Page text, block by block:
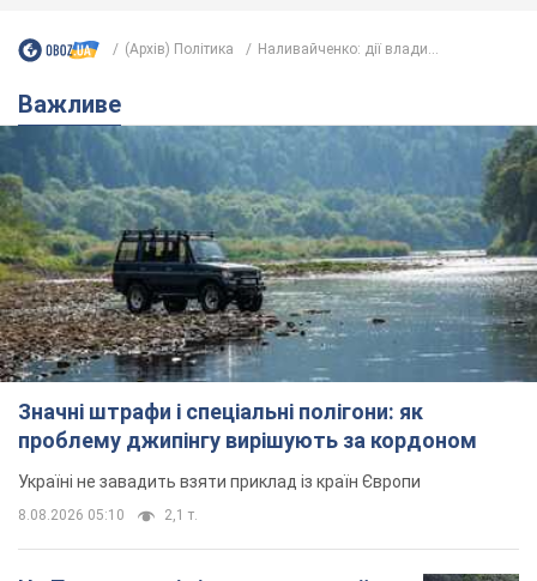
(Архів) Політика Наливайченко: дії влади...
Важливе
Значні штрафи і спеціальні полігони: як
проблему джипінгу вирішують за кордоном
Україні не завадить взяти приклад із країн Європи
8.08.2026 05:10 2,1 т.